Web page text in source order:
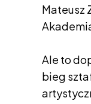
Mateusz
Ale to
bieg